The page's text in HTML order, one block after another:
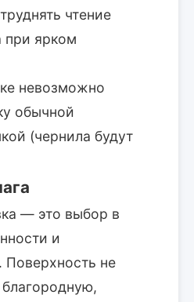
чтение
при ярком
невозможно
обычной
(чернила будут
— это выбор в
и
Поверхность не
благородную,